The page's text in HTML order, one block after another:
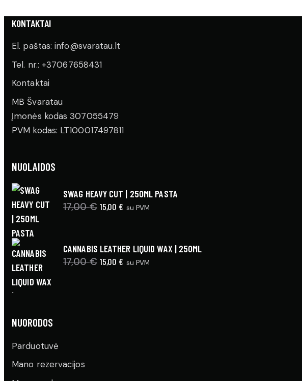
KONTAKTAI
El. paštas: info@svaratau.lt
Tel. nr.: +37067658431
Kontaktai
MB Švaratau
Įmonės kodas 307055479
PVM kodas: LT100017497811
NUOLAIDOS
SWAG HEAVY CUT | 250ML PASTA
17,00€ Original
17,00 €.
15,00€ Current
15,00 €.
su PVM
CANNABIS LEATHER LIQUID WAX | 250ML
17,00€ Original
15,00€ Current
su PVM
NUORODOS
Parduotuvė
Mano rezervacijos